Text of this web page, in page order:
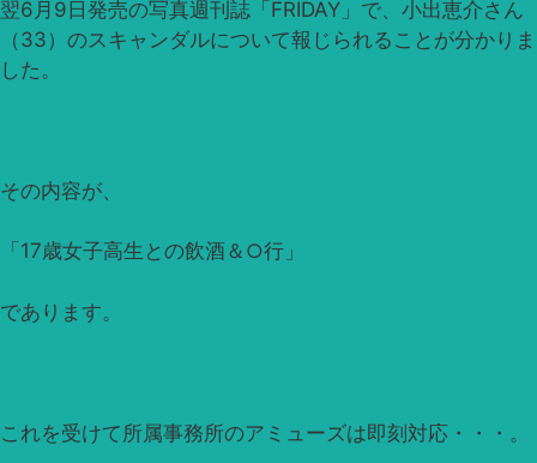
翌6月9日発売の写真週刊誌「FRIDAY」で、小出恵介さん
（33）のスキャンダルについて報じられることが分かりま
した。
その内容が、
「17歳女子高生との飲酒＆ ○行」
であります。
これを受けて所属事務所のアミューズは即刻対応・・・。